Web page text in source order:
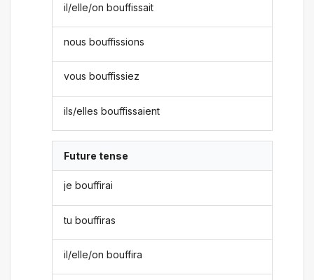
il/elle/on bouffissait
nous bouffissions
vous bouffissiez
ils/elles bouffissaient
Future tense
je bouffirai
tu bouffiras
il/elle/on bouffira